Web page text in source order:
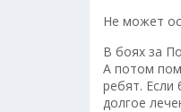
Не может
В боях за
А потом
ребят. Если
долгое